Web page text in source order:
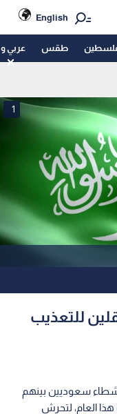
English
طقس عربي
1
للتعذيب
سعوديين بينهم
العام، لتحرش